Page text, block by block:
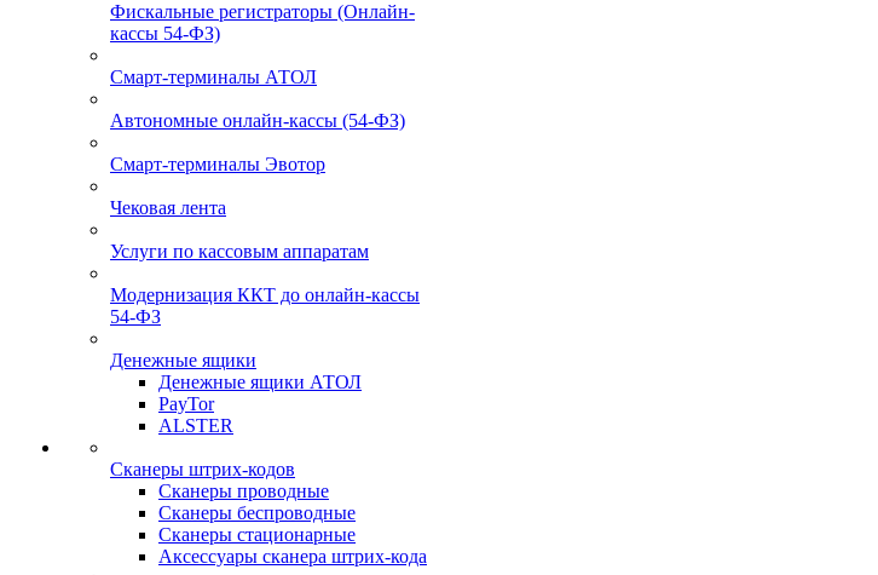
Фискальные регистраторы (Онлайн-
кассы 54-ФЗ)
Смарт-терминалы АТОЛ
Автономные онлайн-кассы (54-ФЗ)
Смарт-терминалы Эвотор
Чековая лента
Услуги по кассовым аппаратам
Модернизация ККТ до онлайн-кассы
54-ФЗ
Денежные ящики
Денежные ящики АТОЛ
PayTor
ALSTER
Сканеры штрих-кодов
Сканеры проводные
Сканеры беспроводные
Сканеры стационарные
Аксессуары сканера штрих-кода